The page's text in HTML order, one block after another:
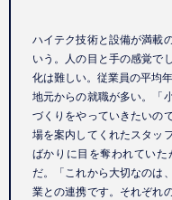
ハイテク技術と設備が満載
いう。人の目と手の感覚で
化は難しい。従業員の平均
地元からの就職が多い。「
づくりをやっていきたいの
場を案内してくれたスタッ
ばかりに目を奪われてい
だ。「これから大切なのは
業との連携です。それぞれ